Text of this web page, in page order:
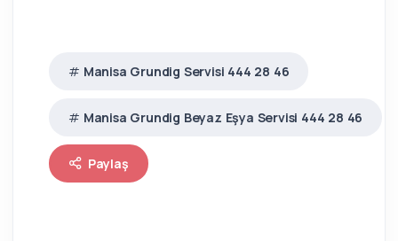
Manisa Grundig Servisi 444 28 46
Manisa Grundig Beyaz Eşya Servisi 444 28 46
Paylaş